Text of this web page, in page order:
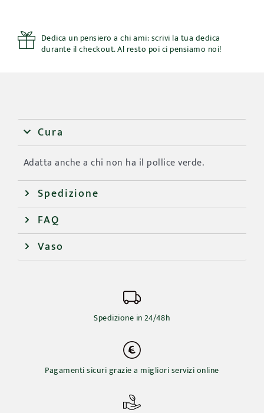
quantità
Dedica un pensiero a chi ami: scrivi la tua dedica
durante il checkout. Al resto poi ci pensiamo noi!
Cura
Adatta anche a chi non ha il pollice verde.
Spedizione
FAQ
Vaso
Spedizione in 24/48h
Pagamenti sicuri grazie a migliori servizi online